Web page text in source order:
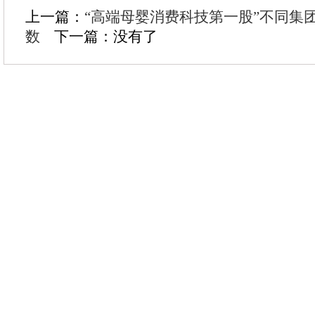
上一篇： “高端母婴消费科技第一股”不同集
数
下一篇：没有了